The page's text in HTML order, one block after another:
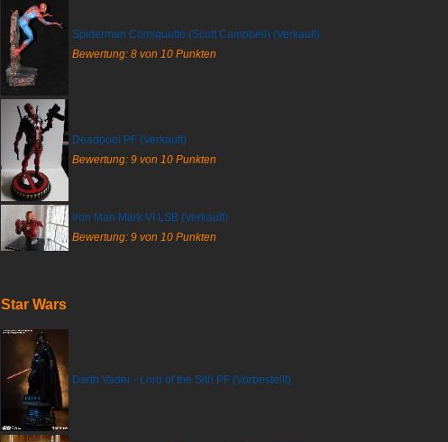
Spiderman Comiquette (Scott Campbell) (Verkauft)
Bewertung: 8 von 10 Punkten
Deadpool PF (Verkauft)
Bewertung: 9 von 10 Punkten
Iron Man Mark VI LSB (Verkauft)
Bewertung: 9 von 10 Punkten
Star Wars
Darth Vader - Lord of the Sith PF (Vorbestellt)